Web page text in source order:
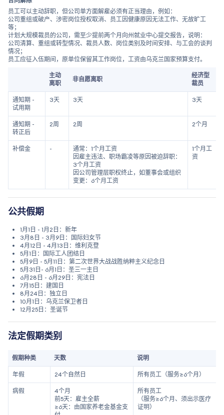
员工可以主动辞职，但公司单方面解雇必须有正当理由，例如：
公司重组或破产、涉密岗位授权取消、员工因健康原因无法工作、无故旷工
等；
计划大规模裁员的公司，需至少提前两个月向州就业中心提交报告，说明：
公司清算、重组或转型情况、裁员人数、岗位类别及时间安排、与工会的谈判
情况；
员工应征入伍期间，原单位保留其工作岗位，工资由乌克兰国家预算支付。
主动
离职
非自愿离职
经济型
裁员
通知期 -
试用期
3天 3天 3天
通知期 -
转正后
2周 2周 2个月
补偿金 -
通常：1个月工资
因雇主违法、职场霸凌等原因被迫辞职：
3个月工资
因公司管理层职权终止，如董事会或组织
变更：6个月工资
1个月工
资
公共假期
1月1日 - 1月2日：新年
3月8日 - 3月9日：国际妇女节
4月12日 - 4月13日：维利克登
5月1日：国际工人团结日
5月9日 - 5月11日：第二次世界大战战胜纳粹主义纪念日
5月31日- 6月1日：圣三一主日
6月28日 - 6月29日：宪法日
7月15日：建国日
8月24日：独立日
10月1日：乌克兰保卫者日
12月25日：圣诞节
法定假期类别
假期种类 天数 说明
年假 24个自然日 所有员工（服务≥6个月）
病假
4个月
前5天：雇主全薪
≥6天：由国家养老金基金支
所有员工
（服务≥6个月、须出示医疗
证明）